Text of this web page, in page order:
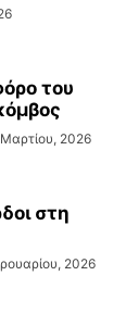
του
2026
στη
2026